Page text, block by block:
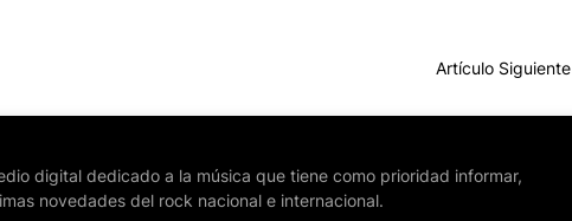
Artículo Siguiente
digital dedicado a la música que tiene como prioridad informar,
novedades del rock nacional e internacional.